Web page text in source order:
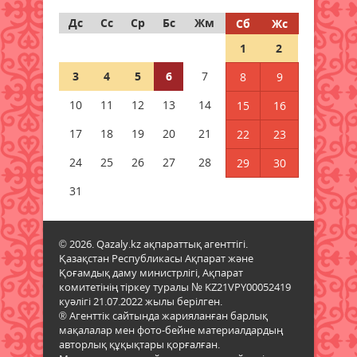
көшуге ең қолайлы ел атанды
Алтынның құны қайта өсті:
бағалы металл бағасының
шарықтауына не әсер етуде
05 тамыз 2026 ж.
Тапшы өңірлерге үздік
педагогтарды тарту ережелері
05 тамыз 2026 ж. 108
Мемлекеттік қызметтер үшін
ұялы телефонды цифрлық
Үкіметке қосу ережесі
жаңартылды
05 тамыз 2026 ж. 103
Дс
Сс Ср Бс Жм Сб
Жс
1
2
3
4 5 6 7 8
9
10
11 12 13 14 15
16
17
18 19 20 21 22
23
24
25 26 27 28 29
30
31
© 2026. Qazaly.kz ақпараттық агенттігі.
Қазақстан Республикасы Ақпарат және
Қоғамдық даму министрлігі, Ақпарат
комитетінің тіркеу туралы № KZ21VPY00052419
куәлігі 21.07.2022 жылы берілген.
® Агенттік сайтында жарияланған барлық
мақалалар мен фото-бейне материалдардың
авторлық құқықтары қорғалған.